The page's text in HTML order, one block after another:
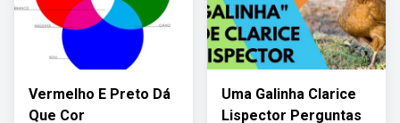
Vermelho E Preto Dá
Que Cor
Uma Galinha Clarice
Lispector Perguntas